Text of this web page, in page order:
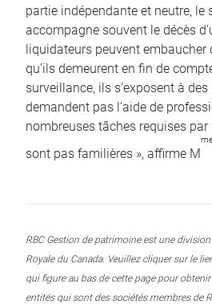
partie indépendante et neutre, le
accompagne souvent le décès
liquidateurs peuvent embaucher
qu’ils demeurent en fin de
surveillance, ils s’exposent à des
demandent pas l’aide de
nombreuses tâches requises
sont pas familières », affirme M
RBC Gestion de patrimoine est une
Royale du Canada. Veuillez cliquer sur le
qui figure au bas de cette page pour
entités qui sont des sociétés membres de